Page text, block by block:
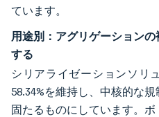
ています。
用途別：アグリゲーション
する
シリアライゼーションソリ
58.34%を維持し、中核的な
固たるものにしています。